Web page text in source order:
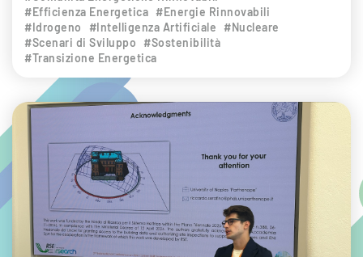
#Efficienza Energetica #Energie Rinnovabili
#Idrogeno
#Intelligenza Artificiale
#Nucleare
#Scenari di Sviluppo
#Sostenibilità
#Transizione Energetica